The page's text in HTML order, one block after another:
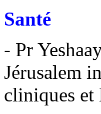
Santé
- Pr
Jérusalem
cliniques et